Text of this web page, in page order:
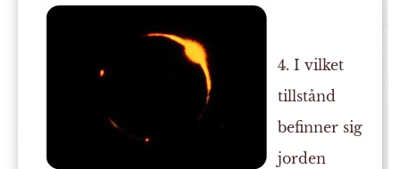
4. I vilket
tillstånd
befinner sig
jorden